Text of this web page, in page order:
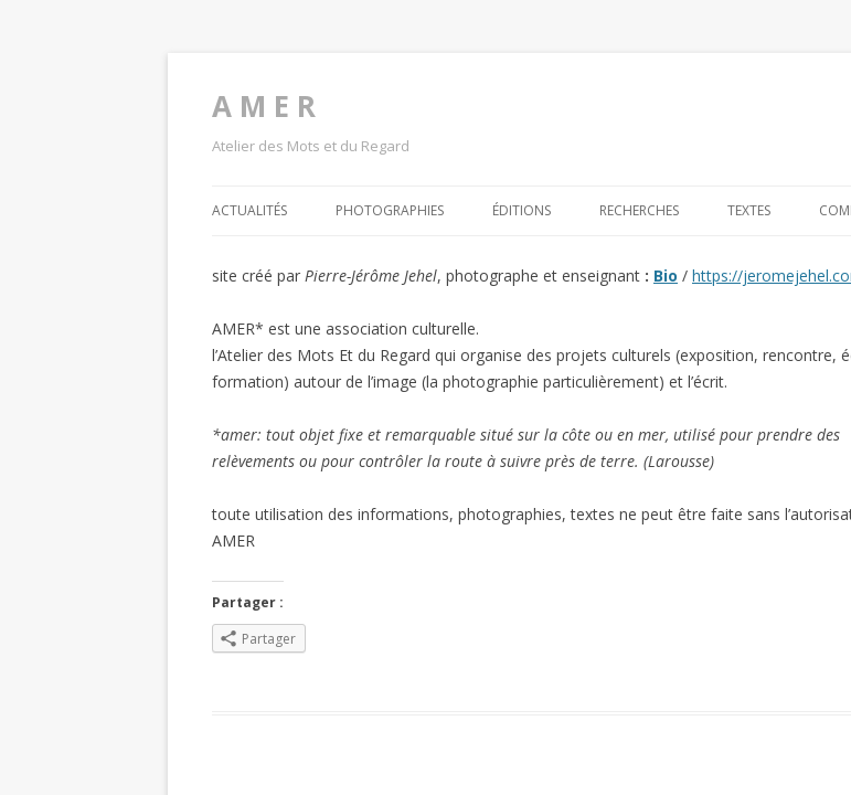
A M E R
Atelier des Mots et du Regard
ACTUALITÉS PHOTOGRAPHIES ÉDITIONS RECHERCHES TEXTES
site créé par Pierre-Jérôme Jehel, photographe et enseignant : Bio / https://
AMER* est une association culturelle.
l’Atelier des Mots Et du Regard qui organise des projets culturels (exposition, rencontre,
formation) autour de l’image (la photographie particulièrement) et l’écrit.
*amer: tout objet fixe et remarquable situé sur la côte ou en mer, utilisé pour prendre des
relèvements ou pour contrôler la route à suivre près de terre. (Larousse)
toute utilisation des informations, photographies, textes ne peut être faite sans
AMER
Partager :
Partager